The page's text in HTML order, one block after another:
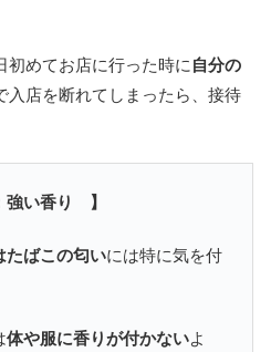
初めてお店に行った時に 自分の
入店を断れてしまったら、接待
強い香り 】
たばこの匂いには特に気を付
体や服に香りが付かないよ